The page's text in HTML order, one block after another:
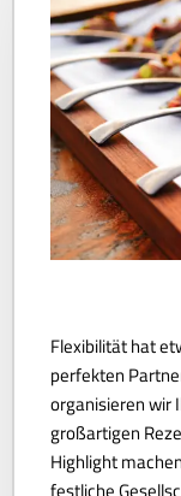
Flexibilität hat
perfekten
organisieren wir
großartigen
Highlight